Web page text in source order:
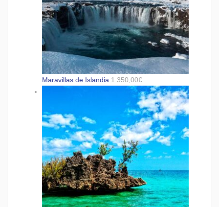
Maravillas de Islandia 1.350,00€